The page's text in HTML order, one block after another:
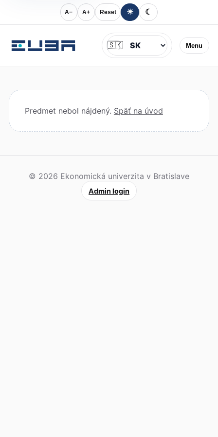
A− A+ Reset ☀ ☾
Menu
Jazyk
🇸🇰
Predmet nebol nájdený. Späť na úvod
© 2026 Ekonomická univerzita v Bratislave
Admin login